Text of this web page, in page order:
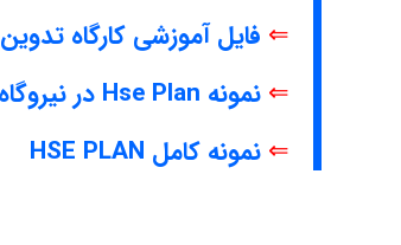
⇐ فایل آموزشی کارگاه تدوین HSE PLAN
⇐ نمونه Hse Plan در نیروگاه
⇐ نمونه کامل HSE PLAN